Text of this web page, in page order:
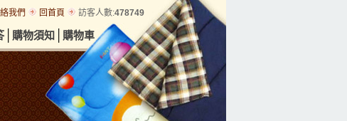
我們 回首頁 訪客人數:478749
購物須知 購物車